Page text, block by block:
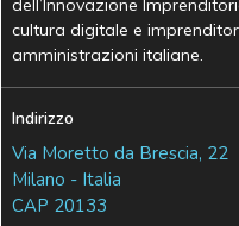
dell’Innovazione
cultura digitale e
amministrazioni italiane.
Indirizzo
Via Moretto da Brescia, 22
Milano - Italia
CAP 20133